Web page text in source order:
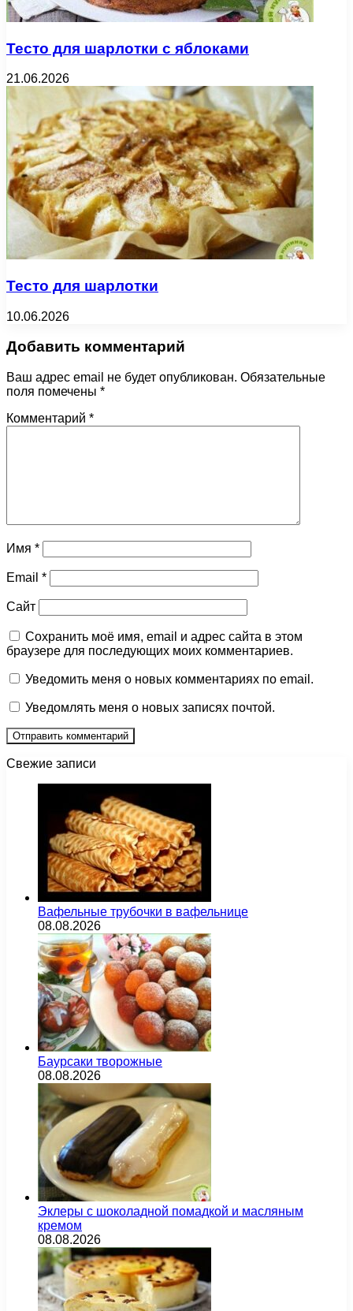
Тесто для шарлотки с яблоками
21.06.2026
Тесто для шарлотки
10.06.2026
Добавить комментарий
Ваш адрес email не будет опубликован. Обязательные
поля помечены *
Комментарий *
Имя *
Email *
Сайт
Сохранить моё имя, email и адрес сайта в этом
браузере для последующих моих комментариев.
Уведомить меня о новых комментариях по email.
Уведомлять меня о новых записях почтой.
Свежие записи
Вафельные трубочки в вафельнице
08.08.2026
Баурсаки творожные
08.08.2026
Эклеры с шоколадной помадкой и масляным
кремом
08.08.2026